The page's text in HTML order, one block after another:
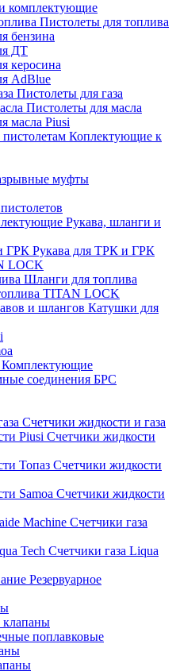
комплектующие
Пистолеты для топлива
бензина
ДТ
керосина
AdBlue
Пистолеты для газа
Пистолеты для масла
масла Piusi
Коплектующие к
муфты
Рукава, шланги и
Рукава для ТРК и ГРК
LOCK
Шланги для топлива
TITAN LOCK
Катушки для
Комплектующие
соединения БРС
Счетчики жидкости и газа
Счетчики жидкости
Счетчики жидкости
Счетчики жидкости
Счетчики газа
Счетчики газа Liqua
Резервуарное
клапаны
поплавковые